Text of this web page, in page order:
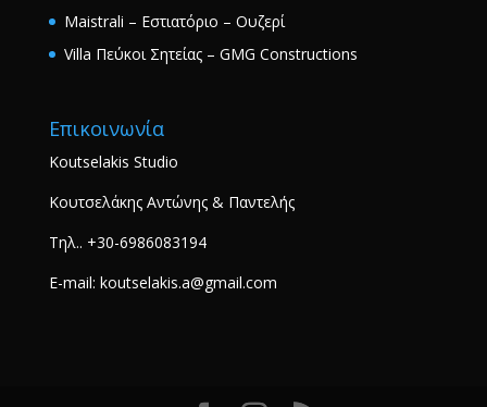
Maistrali – Εστιατόριο – Ουζερί
Villa Πεύκοι Σητείας – GMG Constructions
Επικοινωνία
Koutselakis Studio
Κουτσελάκης Αντώνης & Παντελής
Τηλ.. +30-6986083194
E-mail: koutselakis.a@gmail.com